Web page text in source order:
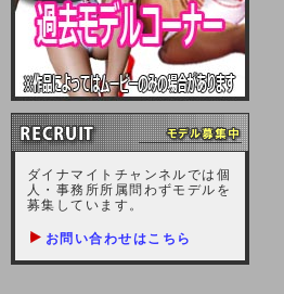
【サーバーメンテナンスのお知ら
せ】
9月10日（土曜日）AM6：00から
AM8：00（予定）サーバーメンテ
ナンスを致します。ご迷惑をおかけ
しますが、宜しくお願い致します。
2021-10-22 (金)
2021/10/7に起きました地震によ
ダイナマイトチャンネルでは個
人・事務所所属問わずモデルを
募集しています。
お問い合わせはこちら